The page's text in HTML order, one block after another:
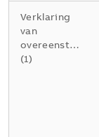
Verklaring
van
overeenstemming
(1)